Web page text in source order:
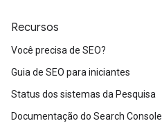
Recursos
Você precisa de SEO?
Guia de SEO para iniciantes
Status dos sistemas da Pesquisa
Documentação do Search Console